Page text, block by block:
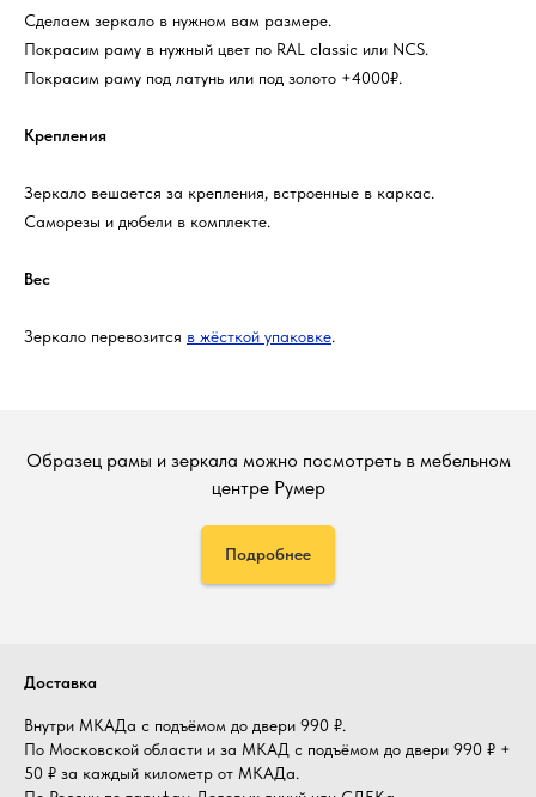
Сделаем зеркало в нужном вам размере.
Покрасим раму в нужный цвет по RAL classic или NCS.
Покрасим раму под латунь или под золото +4000₽.
Крепления
Зеркало вешается за крепления, встроенные в каркас.
Саморезы и дюбели в комплекте.
Вес
Зеркало перевозится в жёсткой упаковке.
Образец рамы и зеркала можно посмотреть в мебельном
центре Румер
Подробнее
Доставка
Внутри МКАДа с подъёмом до двери 990 ₽.
По Московской области и за МКАД с подъёмом до двери 990 ₽ +
50 ₽ за каждый километр от МКАДа.